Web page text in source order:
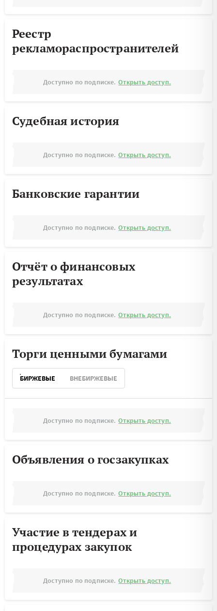
Реестр
рекламораспространителей
Доступно по подписке. Открыть доступ.
Судебная история
Доступно по подписке. Открыть доступ.
Банковские гарантии
Доступно по подписке. Открыть доступ.
Отчёт о финансовых
результатах
Доступно по подписке. Открыть доступ.
Торги ценными бумагами
БИРЖЕВЫЕ ВНЕБИРЖЕВЫЕ
Доступно по подписке. Открыть доступ.
Объявления о госзакупках
Доступно по подписке. Открыть доступ.
Участие в тендерах и
процедурах закупок
Доступно по подписке. Открыть доступ.